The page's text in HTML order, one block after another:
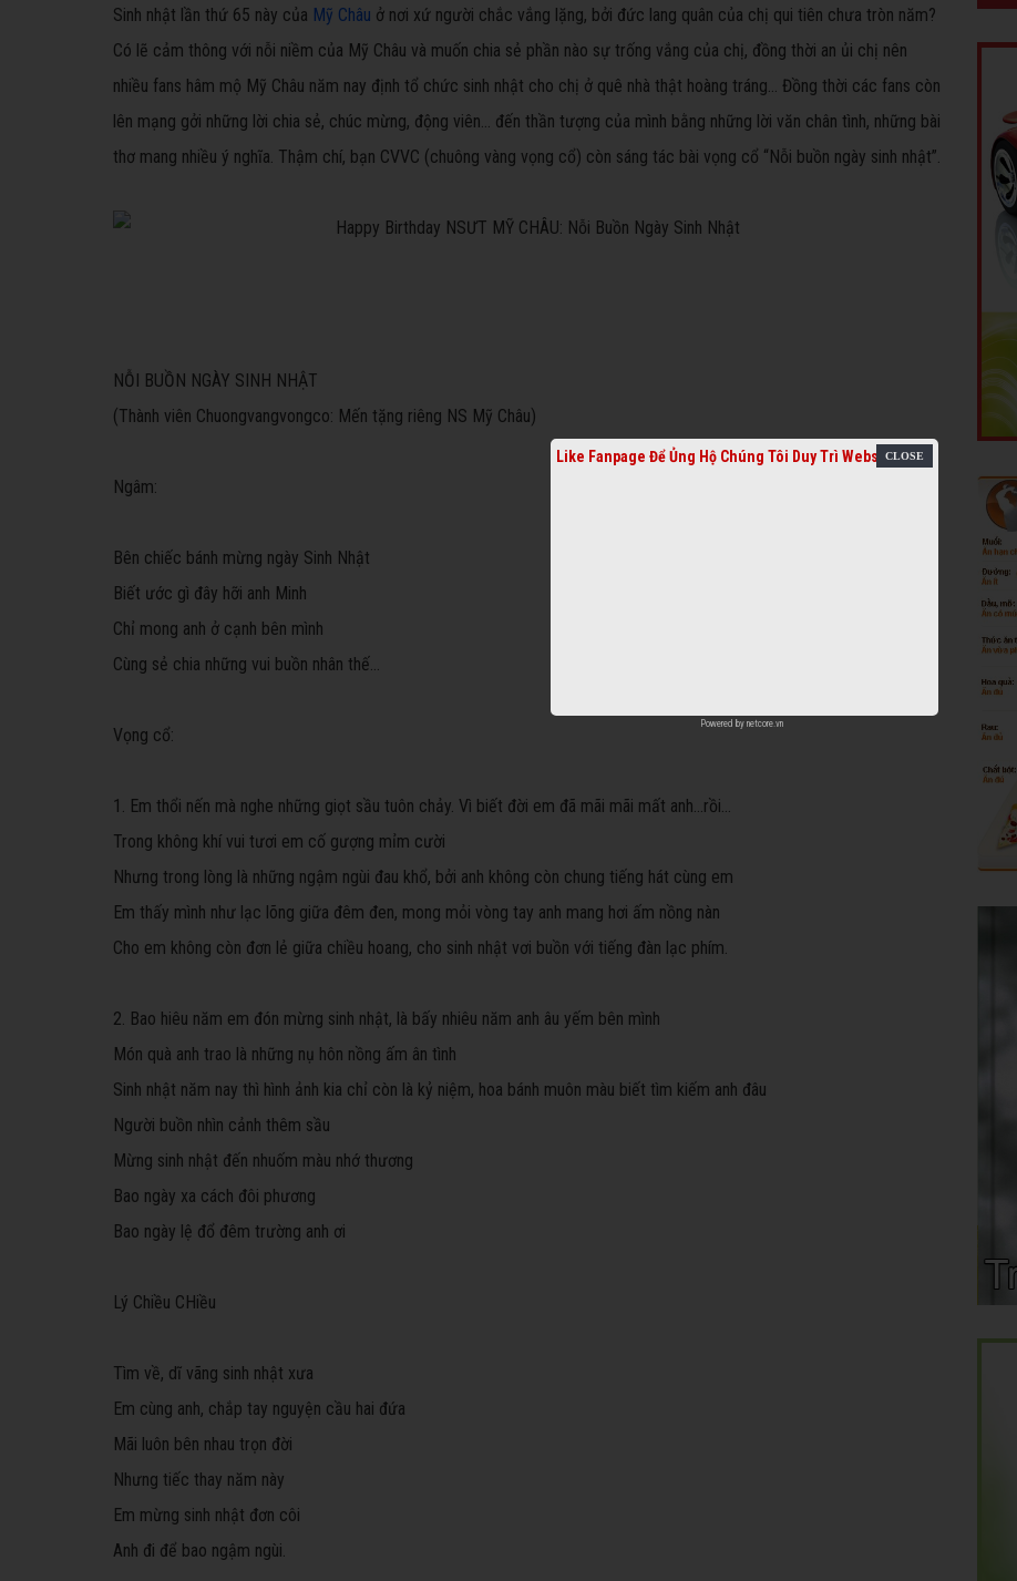
Sinh nhật lần thứ 65 này của Mỹ Châu ở nơi xứ người chắc vắng lặng, bởi đức lang quân của chị qui tiên chưa tròn năm?
Có lẽ cảm thông với nỗi niềm của Mỹ Châu và muốn chia sẻ phần nào sự trống vắng của chị, đồng thời an ủi chị nên
nhiều fans hâm mộ Mỹ Châu năm nay định tổ chức sinh nhật cho chị ở quê nhà thật hoàng tráng... Đồng thời các fans còn
lên mạng gởi những lời chia sẻ, chúc mừng, động viên... đến thần tượng của mình bằng những lời văn chân tình, những bài
thơ mang nhiều ý nghĩa. Thậm chí, bạn CVVC (chuông vàng vọng cổ) còn sáng tác bài vọng cổ “Nỗi buồn ngày sinh nhật”.
NỖI BUỒN NGÀY SINH NHẬT
(Thành viên Chuongvangvongco: Mến tặng riêng NS Mỹ Châu)
Ngâm:
Bên chiếc bánh mừng ngày Sinh Nhật
Biết ước gì đây hỡi anh Minh
Chỉ mong anh ở cạnh bên mình
Cùng sẻ chia những vui buồn nhân thế...
Vọng cổ:
1. Em thổi nến mà nghe những giọt sầu tuôn chảy. Vì biết đời em đã mãi mãi mất anh...rồi...
Trong không khí vui tươi em cố gượng mỉm cười
Nhưng trong lòng là những ngậm ngùi đau khổ, bởi anh không còn chung tiếng hát cùng em
Em thấy mình như lạc lõng giữa đêm đen, mong mỏi vòng tay anh mang hơi ấm nồng nàn
Cho em không còn đơn lẻ giữa chiều hoang, cho sinh nhật vơi buồn với tiếng đàn lạc phím.
2. Bao hiêu năm em đón mừng sinh nhật, là bấy nhiêu năm anh âu yếm bên mình
Món quà anh trao là những nụ hôn nồng ấm ân tình
Sinh nhật năm nay thì hình ảnh kia chỉ còn là kỷ niệm, hoa bánh muôn màu biết tìm kiếm anh đâu
Người buồn nhìn cảnh thêm sầu
Mừng sinh nhật đến nhuốm màu nhớ thương
Bao ngày xa cách đôi phương
Bao ngày lệ đổ đêm trường anh ơi
Lý Chiều CHiều
Tìm về, dĩ vãng sinh nhật xưa
Em cùng anh, chắp tay nguyện cầu hai đứa
Mãi luôn bên nhau trọn đời
Nhưng tiếc thay năm này
Em mừng sinh nhật đơn côi
Anh đi để bao ngậm ngùi.
Like Fanpage Để Ủng Hộ Chúng Tôi Duy Trì Website
Powered by netcore.vn